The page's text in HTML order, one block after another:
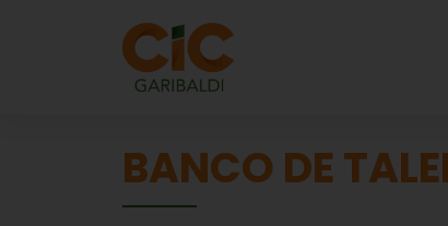
BANCO DE